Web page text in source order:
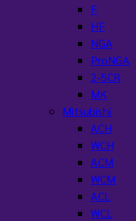
F
HF
NGA
ProNGA
2-5CR
MK
Mitsubishi
ACH
WCH
ACM
WCM
ACL
WCL